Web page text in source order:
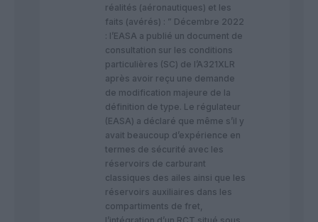
réalités (aéronautiques) et les
faits (avérés) : ” Décembre 2022
: l’EASA a publié un document de
consultation sur les conditions
particulières (SC) de l’A321XLR
après avoir reçu une demande
de modification majeure de la
définition de type. Le régulateur
(EASA) a déclaré que même s’il y
avait beaucoup d’expérience en
termes de sécurité avec les
réservoirs de carburant
classiques des ailes ainsi que les
réservoirs auxiliaires dans les
compartiments de fret,